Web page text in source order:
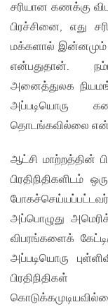
சரியான கணக்கு
பிரச்சினை, எது
மக்களால் இன்னமும்
என்பதுதான்.
அனைத்துலக
அப்படியொரு
தொடங்கவில்லை
ஆட்சி மாற்றத்தின்
பிரதிநிதிகளிடம்
அப்பொழுது
விபரங்களைக்
அப்படியொரு